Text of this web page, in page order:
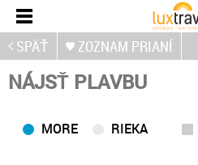
SPÄŤ ZOZNAM PRIANÍ
NÁJSŤ PLAVBU
MORE RIEKA